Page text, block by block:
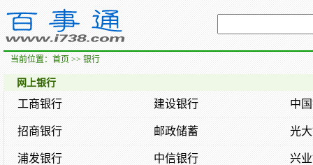
当前位置： 首页 >> 银行
网上银行
工商银行 建设银行 中
招商银行 邮政储蓄 光
浦发银行 中信银行 兴